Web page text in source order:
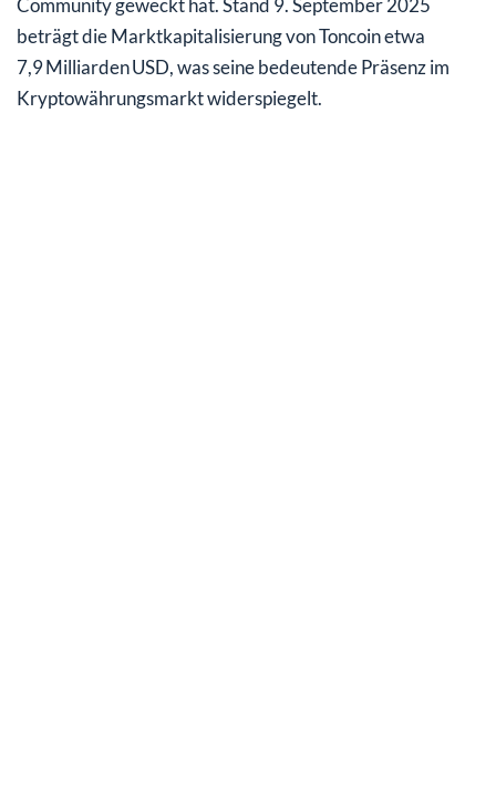
Community geweckt hat. Stand 9. September 2025
beträgt die Marktkapitalisierung von Toncoin etwa
7,9 Milliarden USD, was seine bedeutende Präsenz im
Kryptowährungsmarkt widerspiegelt.